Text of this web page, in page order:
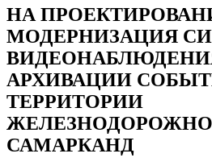
НА
МОДЕРНИЗАЦИЯ
АРХИВАЦИИ
ТЕРРИТОРИИ
САМАРКАНД